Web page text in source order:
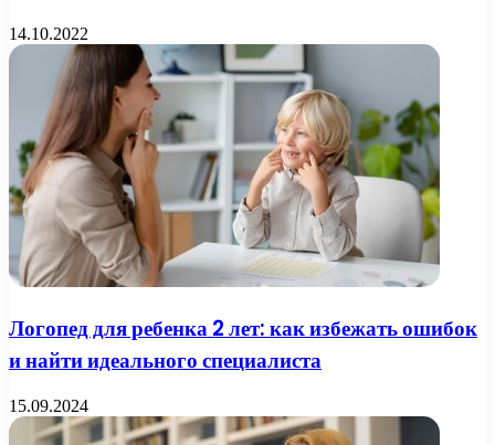
14.10.2022
Логопед для ребенка 2 лет: как избежать ошибок
и найти идеального специалиста
15.09.2024